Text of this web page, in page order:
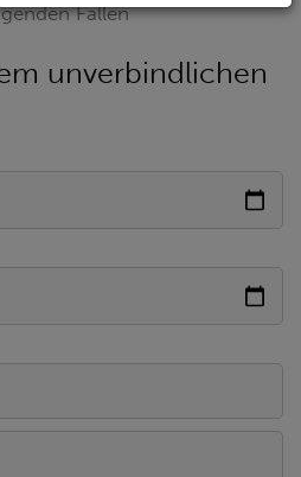
Fällen
unverbindlichen